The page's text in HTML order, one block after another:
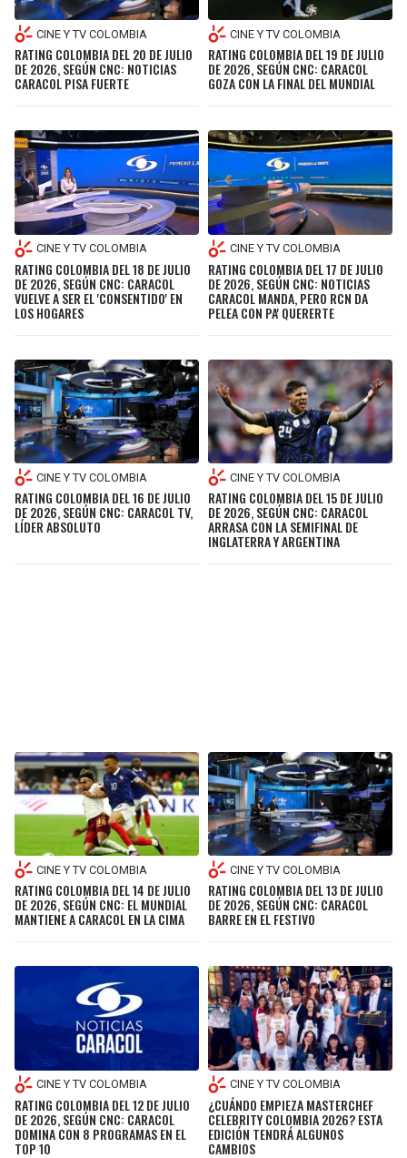
CINE Y TV COLOMBIA
RATING COLOMBIA DEL 20 DE JULIO
DE 2026, SEGÚN CNC: NOTICIAS
CARACOL PISA FUERTE
CINE Y TV COLOMBIA
RATING COLOMBIA DEL 19 DE JULIO
DE 2026, SEGÚN CNC: CARACOL
GOZA CON LA FINAL DEL MUNDIAL
CINE Y TV COLOMBIA
RATING COLOMBIA DEL 18 DE JULIO
DE 2026, SEGÚN CNC: CARACOL
VUELVE A SER EL 'CONSENTIDO' EN
LOS HOGARES
CINE Y TV COLOMBIA
RATING COLOMBIA DEL 17 DE JULIO
DE 2026, SEGÚN CNC: NOTICIAS
CARACOL MANDA, PERO RCN DA
PELEA CON PA' QUERERTE
CINE Y TV COLOMBIA
RATING COLOMBIA DEL 16 DE JULIO
DE 2026, SEGÚN CNC: CARACOL TV,
LÍDER ABSOLUTO
CINE Y TV COLOMBIA
RATING COLOMBIA DEL 15 DE JULIO
DE 2026, SEGÚN CNC: CARACOL
ARRASA CON LA SEMIFINAL DE
INGLATERRA Y ARGENTINA
CINE Y TV COLOMBIA
RATING COLOMBIA DEL 14 DE JULIO
DE 2026, SEGÚN CNC: EL MUNDIAL
MANTIENE A CARACOL EN LA CIMA
CINE Y TV COLOMBIA
RATING COLOMBIA DEL 13 DE JULIO
DE 2026, SEGÚN CNC: CARACOL
BARRE EN EL FESTIVO
CINE Y TV COLOMBIA
RATING COLOMBIA DEL 12 DE JULIO
DE 2026, SEGÚN CNC: CARACOL
DOMINA CON 8 PROGRAMAS EN EL
TOP 10
CINE Y TV COLOMBIA
¿CUÁNDO EMPIEZA MASTERCHEF
CELEBRITY COLOMBIA 2026? ESTA
EDICIÓN TENDRÁ ALGUNOS
CAMBIOS